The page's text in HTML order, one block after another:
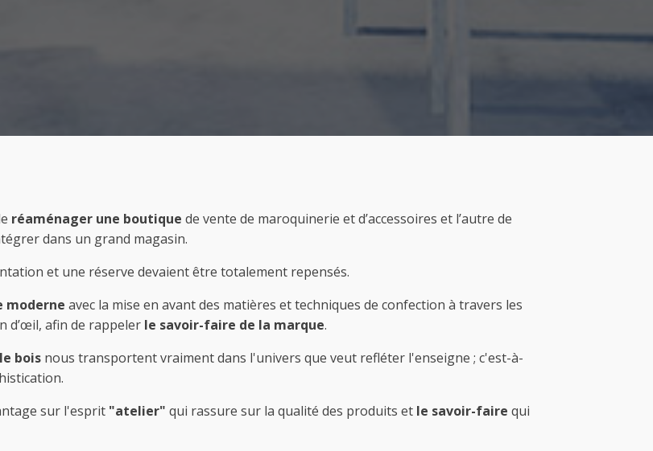
réaménager une boutique de vente de maroquinerie et d’accessoires et l’autre de
dans un grand magasin.
et une réserve devaient être totalement repensés.
moderne avec la mise en avant des matières et techniques de confection à travers les
d’œil, afin de rappeler le savoir-faire de la marque.
bois nous transportent vraiment dans l'univers que veut refléter l'enseigne ; c'est-à-
sur l'esprit "atelier" qui rassure sur la qualité des produits et le savoir-faire qui